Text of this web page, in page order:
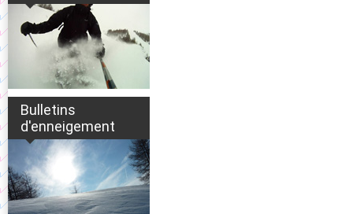
Bulletins
d'enneigement